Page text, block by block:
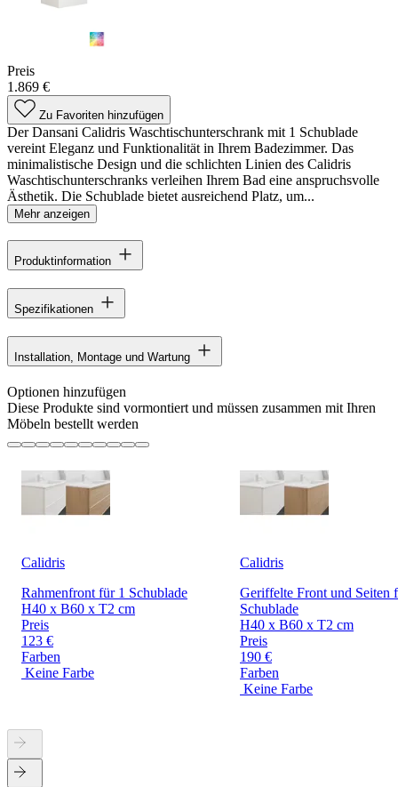
Preis
1.869 €
Zu Favoriten hinzufügen
Der Dansani Calidris Waschtischunterschrank mit 1 Schublade
vereint Eleganz und Funktionalität in Ihrem Badezimmer. Das
minimalistische Design und die schlichten Linien des Calidris
Waschtischunterschranks verleihen Ihrem Bad eine anspruchsvolle
Ästhetik. Die Schublade bietet ausreichend Platz, um...
Mehr anzeigen
Produktinformation
Spezifikationen
Installation, Montage und Wartung
Optionen hinzufügen
Diese Produkte sind vormontiert und müssen zusammen mit Ihren
Möbeln bestellt werden
Calidris
Rahmenfront für 1 Schublade
H40 x B60 x T2 cm
Preis
123 €
Farben
Keine Farbe
Calidris
Geriffelte Front und Seiten
Schublade
H40 x B60 x T2 cm
Preis
190 €
Farben
Keine Farbe